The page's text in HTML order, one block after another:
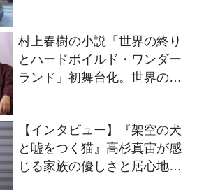
村上春樹の小説「世界の終り
とハードボイルド・ワンダー
ランド」初舞台化。世界の終
のWキャストにインタビュー
【インタビュー】『架空の犬
と嘘をつく猫』高杉真宙が感
じる家族の優しさと居心地の